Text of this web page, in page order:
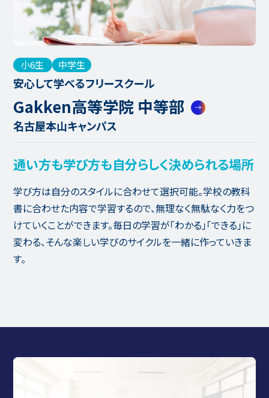
小6生 中学生
安心して学べるフリースクール
Gakken高等学院 中等部
名古屋本山キャンパス
通い方も学び方も自分らしく決められる場所
学び方は自分のスタイルに合わせて選択可能。学校の教科
書に合わせた内容で学習するので、無理なく無駄なく力をつ
けていくことができます。毎日の学習が「わかる」「できる」に
変わる、そんな楽しい学びのサイクルを一緒に作っていきま
す。